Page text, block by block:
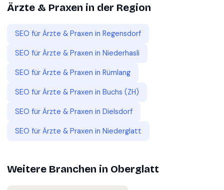
Ärzte & Praxen in der Region
SEO für Ärzte & Praxen in Regensdorf
SEO für Ärzte & Praxen in Niederhasli
SEO für Ärzte & Praxen in Rümlang
SEO für Ärzte & Praxen in Buchs (ZH)
SEO für Ärzte & Praxen in Dielsdorf
SEO für Ärzte & Praxen in Niederglatt
Weitere Branchen in Oberglatt